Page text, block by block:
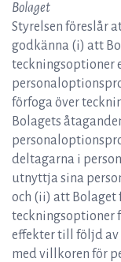
Bolaget
Styrelsen föreslår
godkänna (i) att
teckningsoptioner
förfoga över
Bolagets
deltagarna i
utnyttja sina
och (ii) att Bolaget
teckningsoptioner
effekter till följd av
med villkoren för